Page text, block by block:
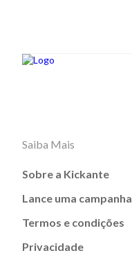
Saiba Mais
Sobre a Kickante
Lance uma campanha
Termos e condições
Privacidade